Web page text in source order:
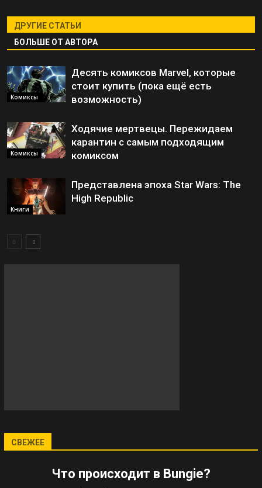
ДРУГИЕ СТАТЬИ
БОЛЬШЕ ОТ АВТОРА
Комиксы
Десять комиксов Marvel, которые
стоит купить (пока ещё есть
возможность)
Комиксы
Ходячие мертвецы. Пережидаем
карантин с самым подходящим
комиксом
Книги
Представлена эпоха Star Wars: The
High Republic
СВЕЖЕЕ
Что происходит в Bungie?